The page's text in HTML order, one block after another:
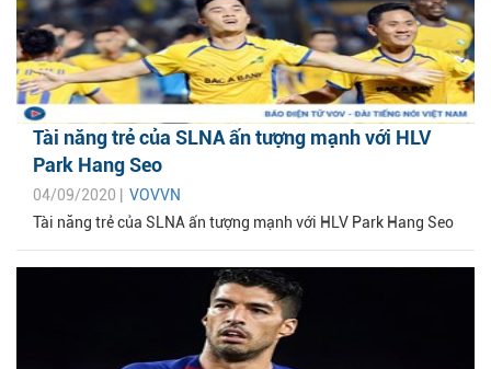
Tài năng trẻ của SLNA ấn tượng mạnh với HLV
Park Hang Seo
04/09/2020 | VOVVN
Tài năng trẻ của SLNA ấn tượng mạnh với HLV Park Hang Seo